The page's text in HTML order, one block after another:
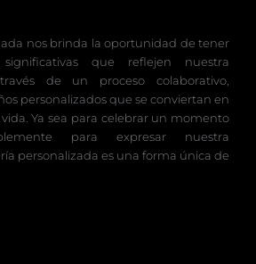
nos brinda la oportunidad de tener
que reflejen nuestra
de un proceso colaborativo,
personalizados que se conviertan en
Ya sea para celebrar un momento
para expresar nuestra
personalizada es una forma única de